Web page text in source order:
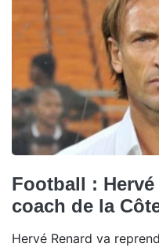
Football :
coach de la
Hervé Renard va